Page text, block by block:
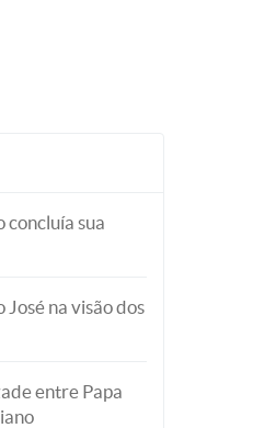
concluía sua
na visão dos
entre Papa